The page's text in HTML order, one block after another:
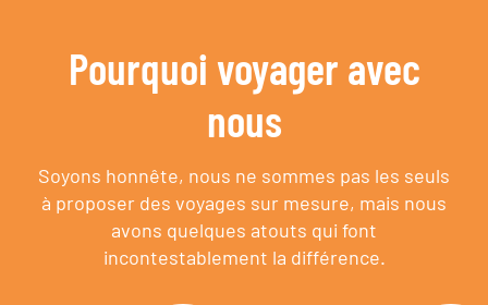
Pourquoi voyager avec
nous
Soyons honnête, nous ne sommes pas les seuls
à proposer des voyages sur mesure, mais nous
avons quelques atouts qui font
incontestablement la différence.